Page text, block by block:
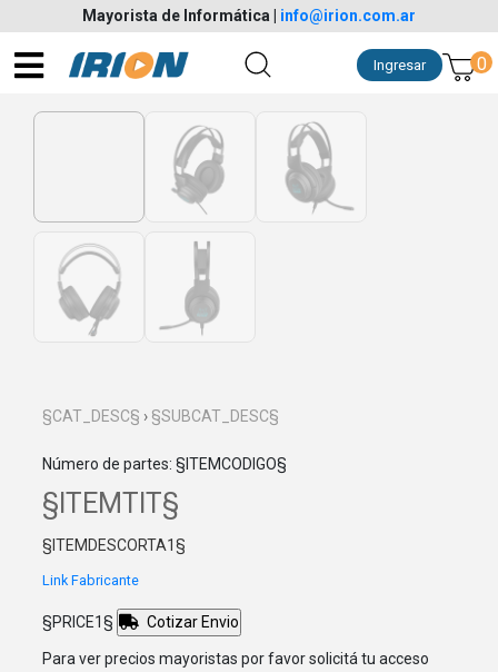
Mayorista de Informática info@irion.com.ar
0
Ingresar
§CAT_DESC§ › §SUBCAT_DESC§
Número de partes: §ITEMCODIGO§
§ITEMTIT§
§ITEMDESCORTA1§
Link Fabricante
§PRICE1§ Cotizar Envio
Para ver precios mayoristas por favor solicitá tu acceso